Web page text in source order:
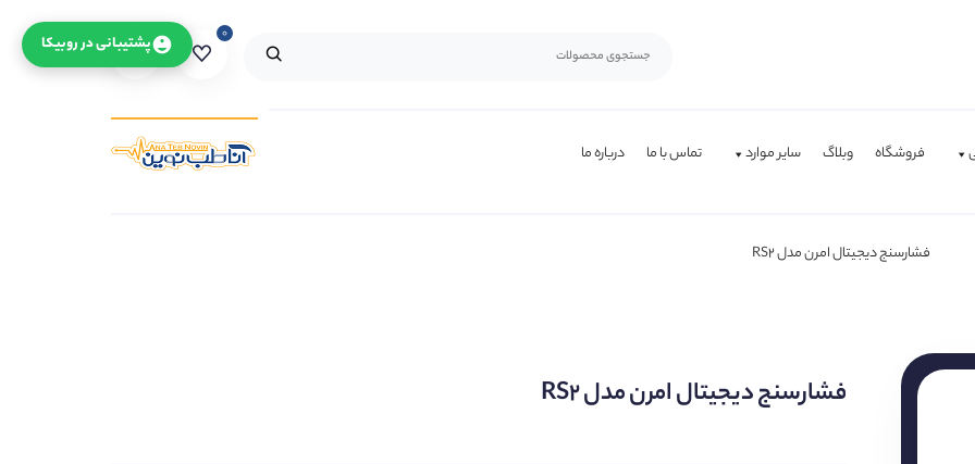
۰ ۰
فروشگاه وبلاگ سایر موارد تماس با ما درباره ما
فشارسنج دیجیتال امرن مدل RS2
فشارسنج دیجیتال امرن مدل RS2
پشتیبانی در روبیکا